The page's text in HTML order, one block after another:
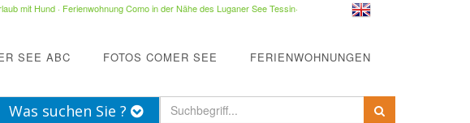
mit Hund· Ferienwohnung Como in der Nähe des Luganer See Tessin·
SEE ABC FOTOS COMER SEE FERIENWOHNUNGEN
Was suchen Sie ?